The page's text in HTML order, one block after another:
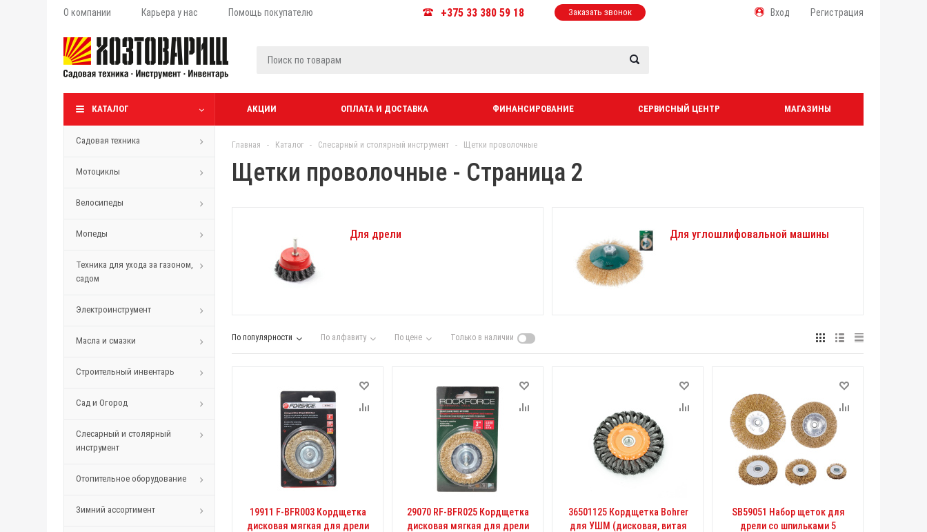
О компании Карьера у нас Помощь покупателю +375 33 380 59 18 Заказать звонок Вход Регистрация
КАТАЛОГ АКЦИИ ОПЛАТА И ДОСТАВКА ФИНАНСИРОВАНИЕ СЕРВИСНЫЙ ЦЕНТР МАГАЗИНЫ
Садовая техника
Мотоциклы
Велосипеды
Мопеды
Техника для ухода за газоном,
садом
Электроинструмент
Масла и смазки
Строительный инвентарь
Сад и Огород
Слесарный и столярный
инструмент
Отопительное оборудование
Зимний ассортимент
Главная - Каталог - Слесарный и столярный инструмент - Щетки проволочные
Щетки проволочные - Страница 2
Для дрели Для углошлифовальной машины
По популярности По алфавиту По цене Только в наличии
19911 F-BFR003 Кордщетка
дисковая мягкая для дрели
29070 RF-BFR025 Кордщетка
дисковая мягкая для дрели
36501125 Кордщетка Bohrer
для УШМ (дисковая, витая
SB59051 Набор щеток для
дрели со шпильками 5